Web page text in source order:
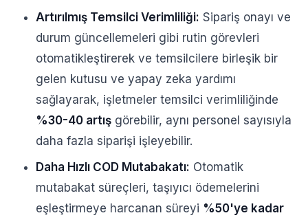
Artırılmış Temsilci Verimliliği: Sipariş onayı ve
durum güncellemeleri gibi rutin görevleri
otomatikleştirerek ve temsilcilere birleşik bir
gelen kutusu ve yapay zeka yardımı
sağlayarak, işletmeler temsilci verimliliğinde
%30-40 artış görebilir, aynı personel sayısıyla
daha fazla siparişi işleyebilir.
Daha Hızlı COD Mutabakatı: Otomatik
mutabakat süreçleri, taşıyıcı ödemelerini
eşleştirmeye harcanan süreyi %50'ye kadar